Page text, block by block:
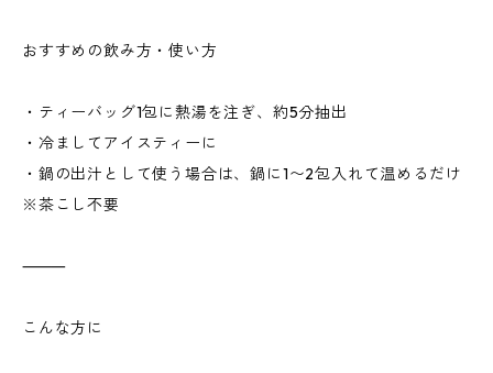
おすすめの飲み方・使い方
・ティーバッグ1包に熱湯を注ぎ、約5分抽出
・冷ましてアイスティーに
・鍋の出汁として使う場合は、鍋に1〜2包入れて温めるだけ
※茶こし不要
⸻
こんな方に